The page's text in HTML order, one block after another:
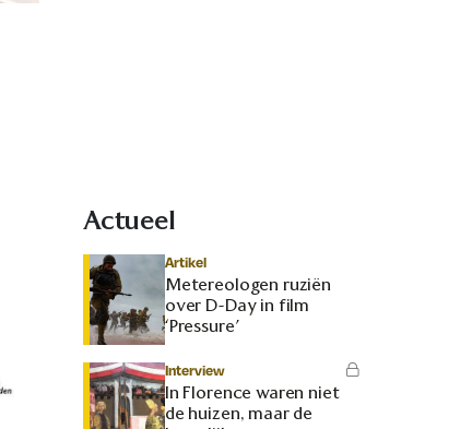
Actueel
Artikel
Metereologen ruziën
over D-Day in film
‘Pressure’
Interview
In Florence waren niet
de huizen, maar de